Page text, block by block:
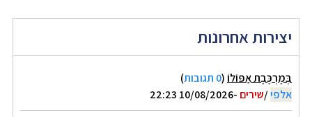
יצירות אחרונות
בְּמֶרְכֶּבֶת אַפּוֹלוֹ(0 תגובות
)
אלפי/שירים -10/08/2026 22:23